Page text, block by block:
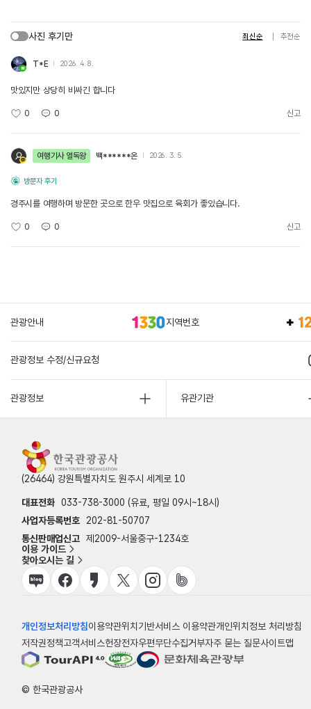
사진 후기만 최신순 추천순
T*E 2026. 4. 8.
맛있지만 상당히 비싸긴 합니다
0 0 신고
여행기사 열독왕 백******온 2026. 3. 5.
방문자 후기
경주시를 여행하며 방문한 곳으로 한우 맛집으로 육회가 좋았습니다.
0 0 신고
관광안내 지역번호
관광정보 수정/신규요청
관광정보 유관기관
(26464) 강원특별자치도 원주시 세계로 10
대표전화 033-738-3000 (유료, 평일 09시~18시)
사업자등록번호
202-81-50707
통신판매업신고 제2009-서울중구-1234호
이용 가이드
찾아오시는 길
개인정보처리방침이용약관위치기반서비스 이용약관개인위치정보 처리방침
저작권정책고객서비스헌장전자우편무단수집거부자주 묻는 질문사이트맵
© 한국관광공사